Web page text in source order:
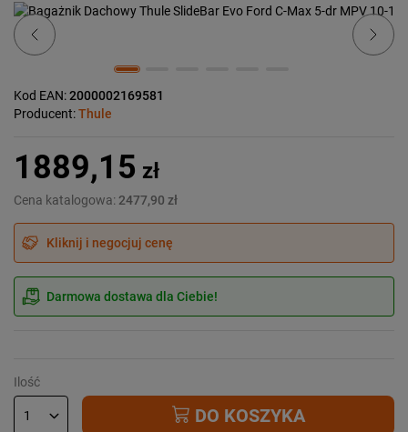
Previous Next
Kod EAN:2000002169581
Producent:Thule
1889,15 zł
Cena katalogowa: 2477,90 zł
Kliknij i negocjuj cenę
Darmowa dostawa dla Ciebie!
Ilość
DO KOSZYKA